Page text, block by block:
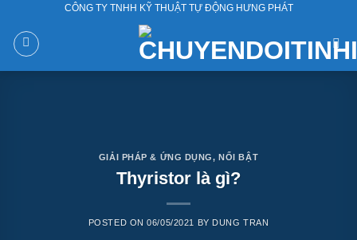
content
CÔNG TY TNHH KỸ THUẬT TỰ ĐỘNG HƯNG PHÁT
GIẢI PHÁP & ỨNG DỤNG, NỔI BẬT
Thyristor là gì?
POSTED ON06/05/2021 BY DUNG TRAN